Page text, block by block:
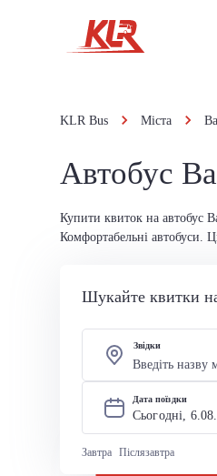
KLR Bus Міста
Автобус
Купити квиток на автобус
Комфортабельні автобуси.
Шукайте квитки
Звідки
Дата поїздки
Сьогодні, 6.08.
Завтра Післязавтра